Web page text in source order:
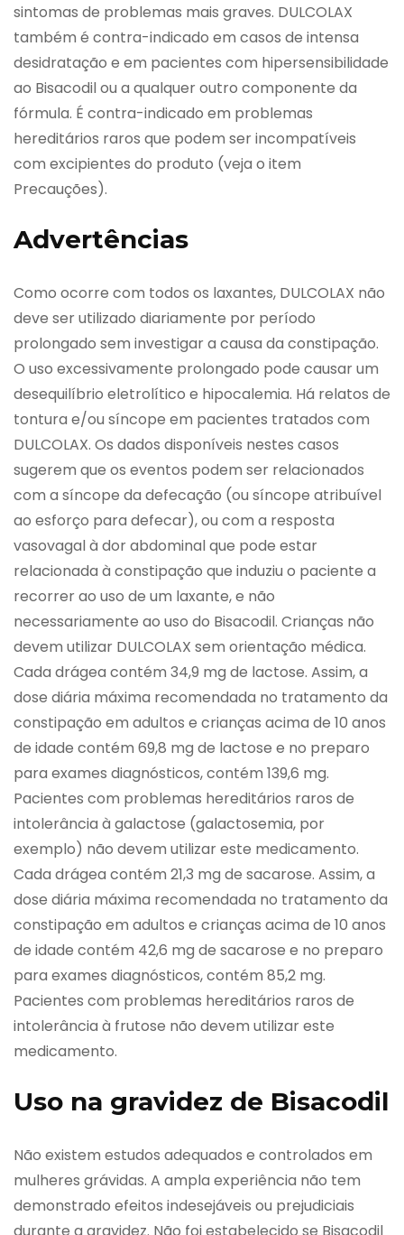
sintomas de problemas mais graves. DULCOLAX
também é contra-indicado em casos de intensa
desidratação e em pacientes com hipersensibilidade
ao Bisacodil ou a qualquer outro componente da
fórmula. É contra-indicado em problemas
hereditários raros que podem ser incompatíveis
com excipientes do produto (veja o item
Precauções).
Advertências
Como ocorre com todos os laxantes, DULCOLAX não
deve ser utilizado diariamente por período
prolongado sem investigar a causa da constipação.
O uso excessivamente prolongado pode causar um
desequilíbrio eletrolítico e hipocalemia. Há relatos de
tontura e/ou síncope em pacientes tratados com
DULCOLAX. Os dados disponíveis nestes casos
sugerem que os eventos podem ser relacionados
com a síncope da defecação (ou síncope atribuível
ao esforço para defecar), ou com a resposta
vasovagal à dor abdominal que pode estar
relacionada à constipação que induziu o paciente a
recorrer ao uso de um laxante, e não
necessariamente ao uso do Bisacodil. Crianças não
devem utilizar DULCOLAX sem orientação médica.
Cada drágea contém 34,9 mg de lactose. Assim, a
dose diária máxima recomendada no tratamento da
constipação em adultos e crianças acima de 10 anos
de idade contém 69,8 mg de lactose e no preparo
para exames diagnósticos, contém 139,6 mg.
Pacientes com problemas hereditários raros de
intolerância à galactose (galactosemia, por
exemplo) não devem utilizar este medicamento.
Cada drágea contém 21,3 mg de sacarose. Assim, a
dose diária máxima recomendada no tratamento da
constipação em adultos e crianças acima de 10 anos
de idade contém 42,6 mg de sacarose e no preparo
para exames diagnósticos, contém 85,2 mg.
Pacientes com problemas hereditários raros de
intolerância à frutose não devem utilizar este
medicamento.
Uso na gravidez de Bisacodil
Não existem estudos adequados e controlados em
mulheres grávidas. A ampla experiência não tem
demonstrado efeitos indesejáveis ou prejudiciais